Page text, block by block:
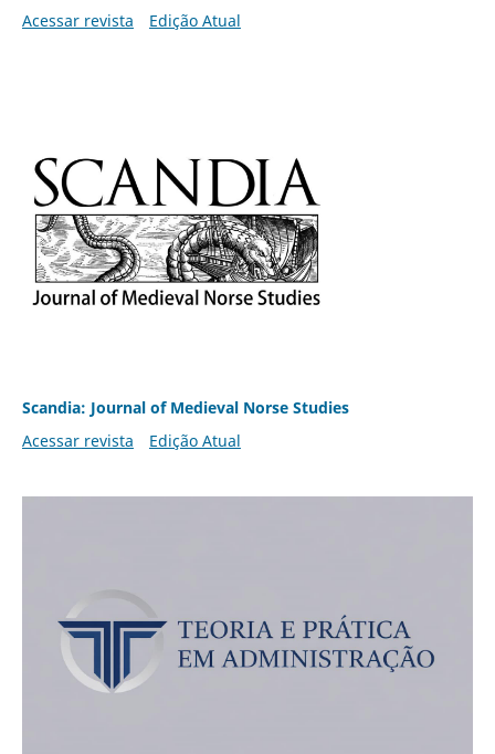
Acessar revista
Edição Atual
Scandia: Journal of Medieval Norse Studies
Acessar revista
Edição Atual